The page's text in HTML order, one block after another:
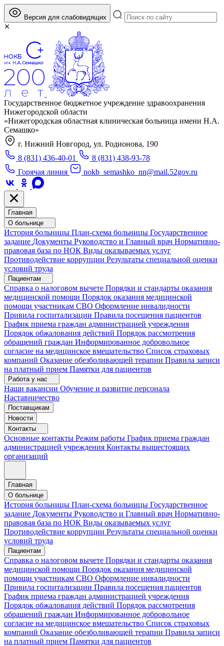
Версия для слабовидящих
Государственное бюджетное учреждение здравоохранения
Нижегородской области
«Нижегородская областная клиническая больница имени Н.А.
Семашко»
г. Нижний Новгород, ул. Родионова, 190
8 (831) 436-40-01
8 (831) 438-93-78
Горячая линия
nokb_semashko_nn@mail.52gov.ru
Главная
О больнице
История больницы План-схема больницы Государственное
задание Документы Руководство и Главный врач Нормативно-
правовая база по НОК Виды оказываемых услуг
Противодействие коррупции Результаты специальной оценки
условий труда
Пациентам
Справка о налоговом вычете Порядки и стандарты оказания
медицинской помощи Порядок оказания медицинской
помощи участникам СВО Оформление инвалидности
Привила госпитализации Правила посещения пациентов
График приема граждан администрацией учреждения
Порядок обжалования действий Порядок рассмотрения
обращений граждан Информированное добровольное
согласие на медицинское вмешательство Список страховых
компаний Оказание обезболивающей терапии Правила записи
на платный прием Памятки для пациентов
Работа у нас
Наши вакансии Обучение и развитие персонала
Наставничество
Поставщикам
Новости
Контакты
Основные контакты Режим работы График приема граждан
администрацией учреждения Контакты вышестоящих
организаций
Главная
О больнице
История больницы План-схема больницы Государственное
задание Документы Руководство и Главный врач Нормативно-
правовая база по НОК Виды оказываемых услуг
Противодействие коррупции Результаты специальной оценки
условий труда
Пациентам
Справка о налоговом вычете Порядки и стандарты оказания
медицинской помощи Порядок оказания медицинской
помощи участникам СВО Оформление инвалидности
Привила госпитализации Правила посещения пациентов
График приема граждан администрацией учреждения
Порядок обжалования действий Порядок рассмотрения
обращений граждан Информированное добровольное
согласие на медицинское вмешательство Список страховых
компаний Оказание обезболивающей терапии Правила записи
на платный прием Памятки для пациентов